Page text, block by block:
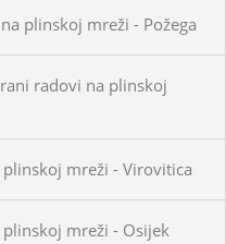
plinskoj mreži - Požega
radovi na plinskoj
mreži - Virovitica
mreži - Osijek